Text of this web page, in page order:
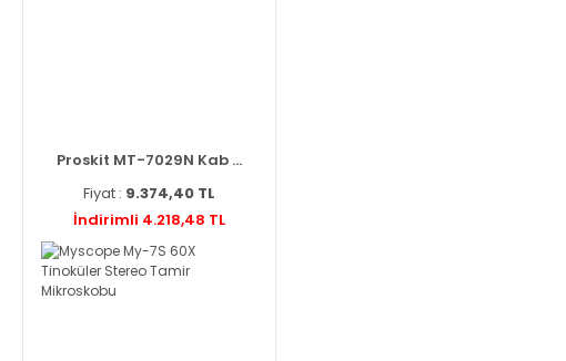
Proskit MT-7029N Kab ...
Fiyat : 9.374,40 TL
İndirimli 4.218,48 TL